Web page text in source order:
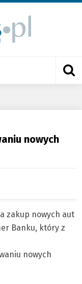
nowych
zakup nowych aut
Banku, który z
nowych